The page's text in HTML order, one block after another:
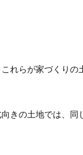
れらが家づくりの
きの土地では、同